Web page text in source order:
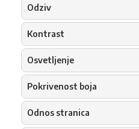
Odziv
Kontrast
Osvetljenje
Pokrivenost boja
Odnos stranica